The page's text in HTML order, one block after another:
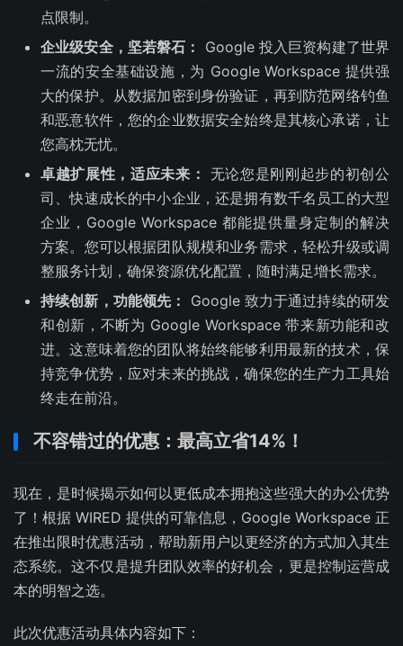
点限制。
企业级安全，坚若磐石：
Google 投入巨资构建了世界
一流的安全基础设施，为 Google Workspace 提供强
大的保护。从数据加密到身份验证，再到防范网络钓鱼
和恶意软件，您的企业数据安全始终是其核心承诺，让
您高枕无忧。
卓越扩展性，适应未来： 无论您是刚刚起步的初创公
司、快速成长的中小企业，还是拥有数千名员工的大型
企业，Google Workspace 都能提供量身定制的解决
方案。您可以根据团队规模和业务需求，轻松升级或调
整服务计划，确保资源优化配置，随时满足增长需求。
持续创新，功能领先：
Google 致力于通过持续的研发
和创新，不断为 Google Workspace 带来新功能和改
进。这意味着您的团队将始终能够利用最新的技术，保
持竞争优势，应对未来的挑战，确保您的生产力工具始
终走在前沿。
不容错过的优惠：最高立省14%！
现在，是时候揭示如何以更低成本拥抱这些强大的办公优势
了！根据 WIRED 提供的可靠信息，Google Workspace 正
在推出限时优惠活动，帮助新用户以更经济的方式加入其生
态系统。这不仅是提升团队效率的好机会，更是控制运营成
本的明智之选。
此次优惠活动具体内容如下：